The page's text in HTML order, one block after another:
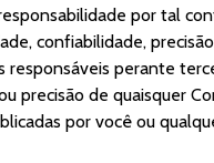
por tal
confiabilidade,
responsáveis perante
precisão de quaisquer
por você ou